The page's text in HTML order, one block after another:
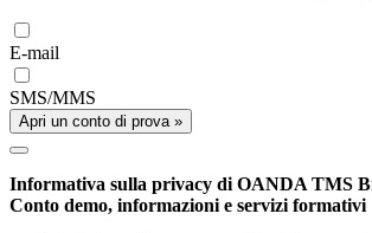
E-mail
SMS/MMS
Apri un conto di prova »
Informativa sulla privacy di OANDA TMS
Conto demo, informazioni e servizi formativi